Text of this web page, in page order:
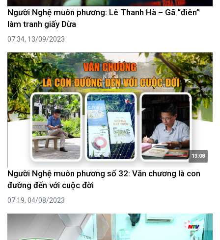
Người Nghệ muôn phương: Lê Thanh Hà – Gã “điên”
làm tranh giấy Dừa
07:34, 13/09/2023
13:08
Người Nghệ muôn phương số 32: Văn chương là con
đường đến với cuộc đời
07:19, 04/08/2023